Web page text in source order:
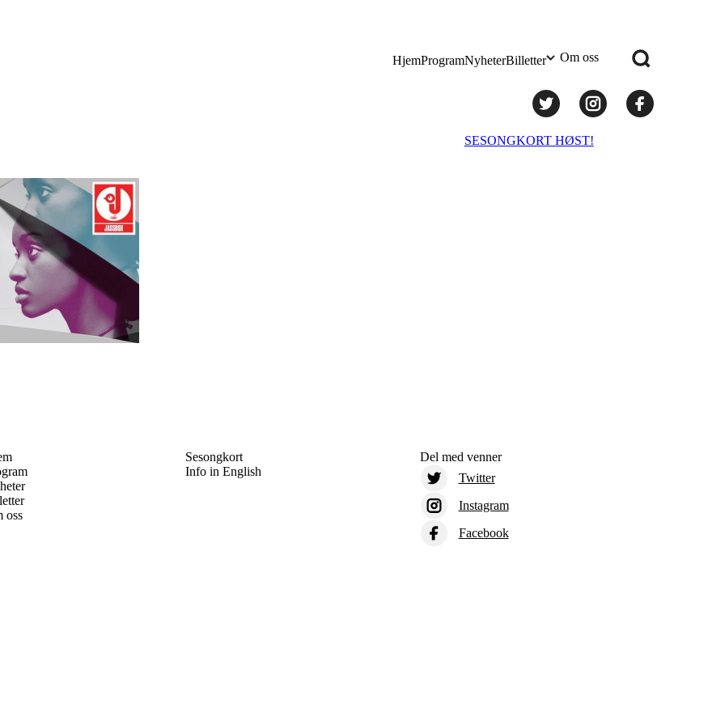
HjemProgramNyheterBilletter Om oss
SESONGKORT HØST!
oss
Sesongkort
Info in English
Del med venner
Twitter
Instagram
Facebook